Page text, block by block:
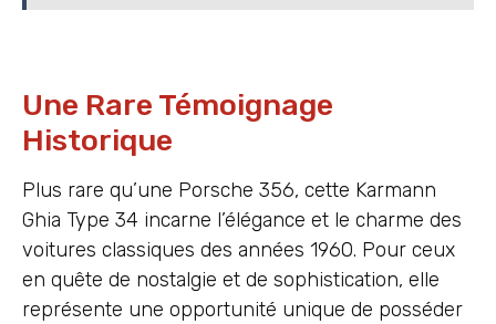
Une Rare Témoignage
Historique
Plus rare qu’une Porsche 356, cette Karmann
Ghia Type 34 incarne l’élégance et le charme des
voitures classiques des années 1960. Pour ceux
en quête de nostalgie et de sophistication, elle
représente une opportunité unique de posséder